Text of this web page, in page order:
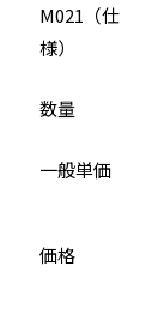
M021（仕
様）
数量
一般単価
価格